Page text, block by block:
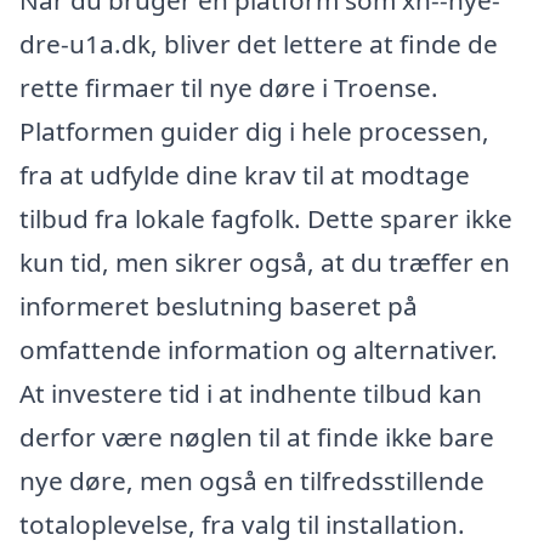
dre-u1a.dk, bliver det lettere at finde de
rette firmaer til nye døre i Troense.
Platformen guider dig i hele processen,
fra at udfylde dine krav til at modtage
tilbud fra lokale fagfolk. Dette sparer ikke
kun tid, men sikrer også, at du træffer en
informeret beslutning baseret på
omfattende information og alternativer.
At investere tid i at indhente tilbud kan
derfor være nøglen til at finde ikke bare
nye døre, men også en tilfredsstillende
totaloplevelse, fra valg til installation.